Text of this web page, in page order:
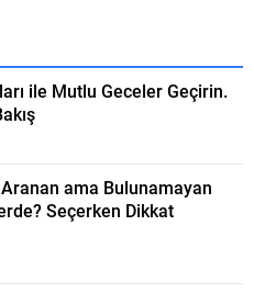
ile Mutlu Geceler Geçirin.
Aranan ama Bulunamayan
Seçerken Dikkat